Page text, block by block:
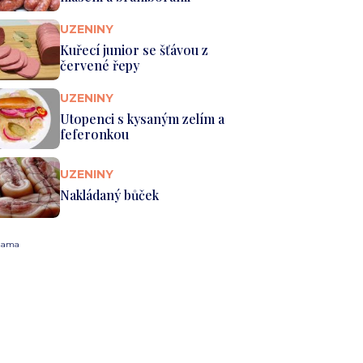
UZENINY
Kuřecí junior se šťávou z
červené řepy
UZENINY
Utopenci s kysaným zelím a
feferonkou
UZENINY
Nakládaný bůček